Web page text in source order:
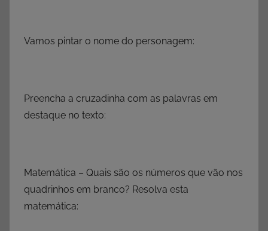
Vamos pintar o nome do personagem:
Preencha a cruzadinha com as palavras em
destaque no texto:
Matemática – Quais são os números que vão nos
quadrinhos em branco? Resolva esta
matemática: